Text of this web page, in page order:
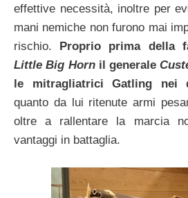
effettive necessità, inoltre per
mani nemiche non furono mai
rischio.
Proprio prima della
Little Big Hornil generale
le mitragliatrici Gatling nei
quanto da lui ritenute armi
oltre a rallentare la marcia
vantaggi in battaglia.